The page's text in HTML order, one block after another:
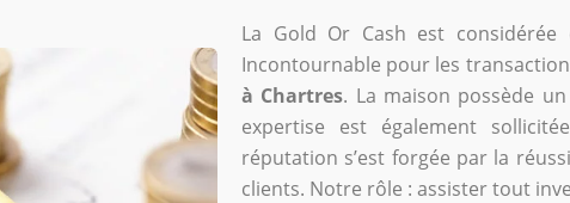
La Gold Or Cash est
Incontournable pour les
à Chartres. La maison possède
expertise est également
réputation s’est forgée par la
clients. Notre rôle : assister tout